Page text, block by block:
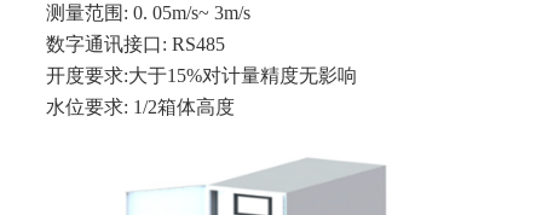
测量范围: 0. 05m/s~ 3m/s
数字通讯接口: RS485
开度要求:大于15%对计量精度无影响
水位要求: 1/2箱体高度